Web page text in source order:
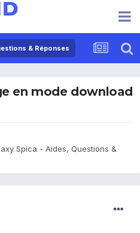
& Réponses
en mode download
Spica - Aides, Questions &